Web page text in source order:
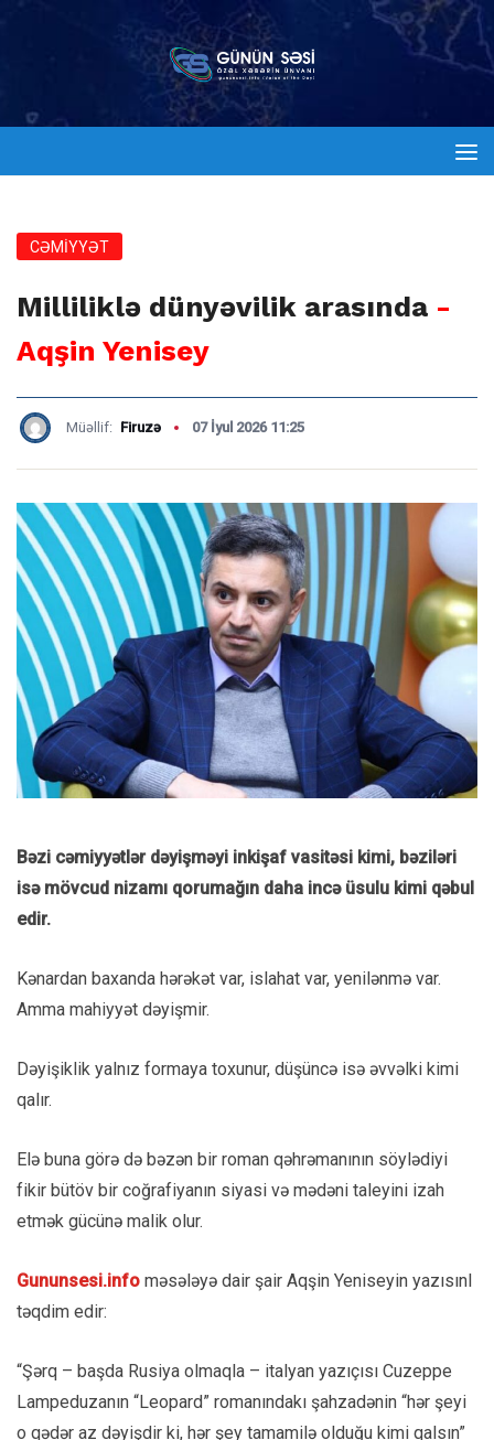
CƏMİYYƏT
Milliliklə dünyəvilik arasında -
Aqşin Yenisey
Müəllif: Firuzə 07 İyul 2026 11:25
Bəzi cəmiyyətlər dəyişməyi inkişaf vasitəsi kimi, bəziləri
isə mövcud nizamı qorumağın daha incə üsulu kimi qəbul
edir.
Kənardan baxanda hərəkət var, islahat var, yenilənmə var.
Amma mahiyyət dəyişmir.
Dəyişiklik yalnız formaya toxunur, düşüncə isə əvvəlki kimi
qalır.
Elə buna görə də bəzən bir roman qəhrəmanının söylədiyi
fikir bütöv bir coğrafiyanın siyasi və mədəni taleyini izah
etmək gücünə malik olur.
Gununsesi.info məsələyə dair şair Aqşin Yeniseyin yazısınl
təqdim edir:
“Şərq – başda Rusiya olmaqla – italyan yazıçısı Cuzeppe
Lampeduzanın “Leopard” romanındakı şahzadənin “hər şeyi
o qədər az dəyişdir ki, hər şey tamamilə olduğu kimi qalsın”